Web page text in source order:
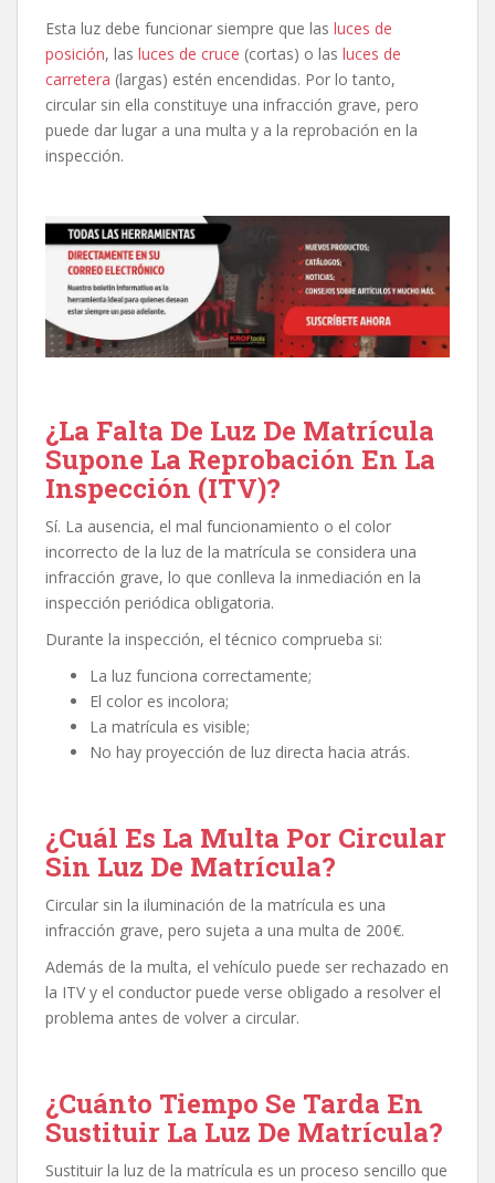
Esta luz debe funcionar siempre que las luces de
posición, las luces de cruce (cortas) o las luces de
carretera (largas) estén encendidas. Por lo tanto,
circular sin ella constituye una infracción grave, pero
puede dar lugar a una multa y a la reprobación en la
inspección.
¿La Falta De Luz De Matrícula
Supone La Reprobación En La
Inspección (ITV)?
Sí. La ausencia, el mal funcionamiento o el color
incorrecto de la luz de la matrícula se considera una
infracción grave, lo que conlleva la inmediación en la
inspección periódica obligatoria.
Durante la inspección, el técnico comprueba si:
La luz funciona correctamente;
El color es incolora;
La matrícula es visible;
No hay proyección de luz directa hacia atrás.
¿Cuál Es La Multa Por Circular
Sin Luz De Matrícula?
Circular sin la iluminación de la matrícula es una
infracción grave, pero sujeta a una multa de 200€.
Además de la multa, el vehículo puede ser rechazado en
la ITV y el conductor puede verse obligado a resolver el
problema antes de volver a circular.
¿Cuánto Tiempo Se Tarda En
Sustituir La Luz De Matrícula?
Sustituir la luz de la matrícula es un proceso sencillo que